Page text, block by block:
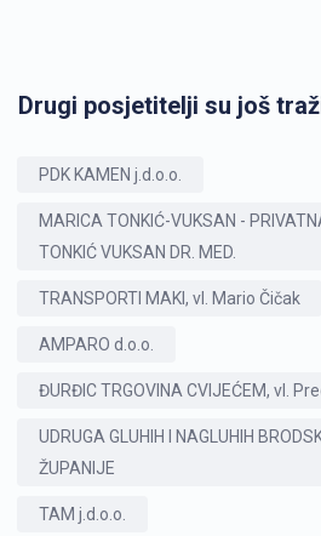
Drugi posjetitelji su još
PDK KAMEN j.d.o.o.
MARICA TONKIĆ-VUKSAN -
TONKIĆ VUKSAN DR. MED.
TRANSPORTI MAKI, vl. Mario Čičak
AMPARO d.o.o.
ĐURĐIC TRGOVINA CVIJEĆEM, vl.
UDRUGA GLUHIH I NAGLUHIH
ŽUPANIJE
TAM j.d.o.o.